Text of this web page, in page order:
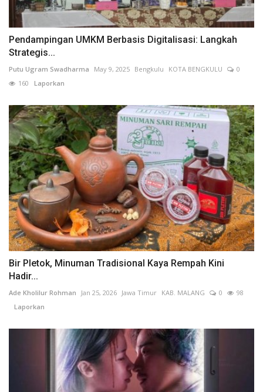
Pendampingan UMKM Berbasis Digitalisasi: Langkah
Strategis...
Putu Ugram Swadharma May 9, 2025 Bengkulu KOTA BENGKULU
0
160 Laporkan
Bir Pletok, Minuman Tradisional Kaya Rempah Kini
Hadir...
Ade Kholilur Rohman Jan 25, 2026 Jawa Timur KAB. MALANG 0
98
Laporkan